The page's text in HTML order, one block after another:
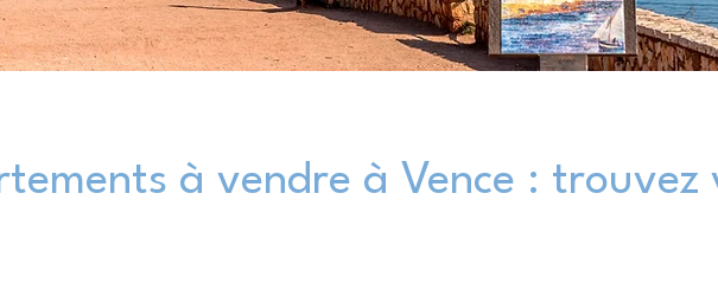
à vendre à Vence : trouvez